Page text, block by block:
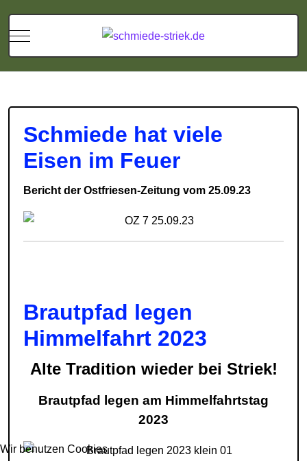
Mobile Menu Toggle
Schmiede hat viele
Eisen im Feuer
Bericht der Ostfriesen-Zeitung vom 25.09.23
Brautpfad legen
Himmelfahrt 2023
Alte Tradition wieder bei Striek!
Brautpfad legen am Himmelfahrtstag
2023
Wir benutzen Cookies